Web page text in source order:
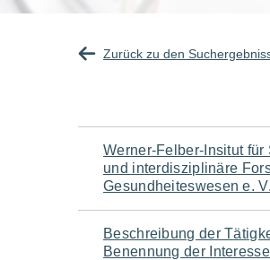
hier:
Zurück zu den
Navigation
für
den
Werner-Felber-Insitut für
und interdisziplinäre
Gesundheiteswesen e. V.
Beschreibung der
Benennung der